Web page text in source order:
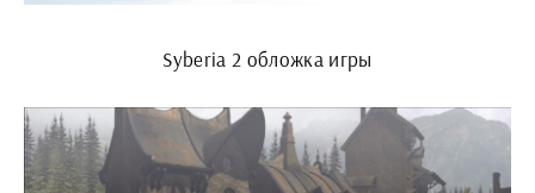
Syberia 2 обложка игры